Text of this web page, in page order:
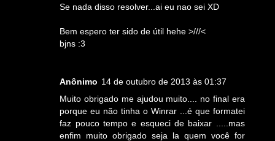
Se nada disso resolver...ai eu nao sei XD
Bem espero ter sido de útil hehe >///<
bjns :3
Anônimo 14 de outubro de 2013 às 01:37
Muito obrigado me ajudou muito.... no final era
porque eu não tinha o Winrar ...é que formatei
faz pouco tempo e esqueci de baixar .....mas
enfim muito obrigado seja la quem você for